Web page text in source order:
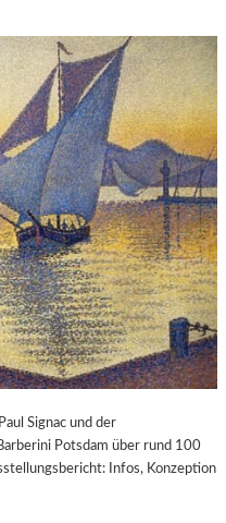
Signac und der
Potsdam über rund 100
Infos, Konzeption